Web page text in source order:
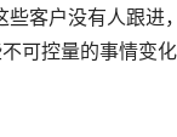
客户没有人跟进
可控量的事情变